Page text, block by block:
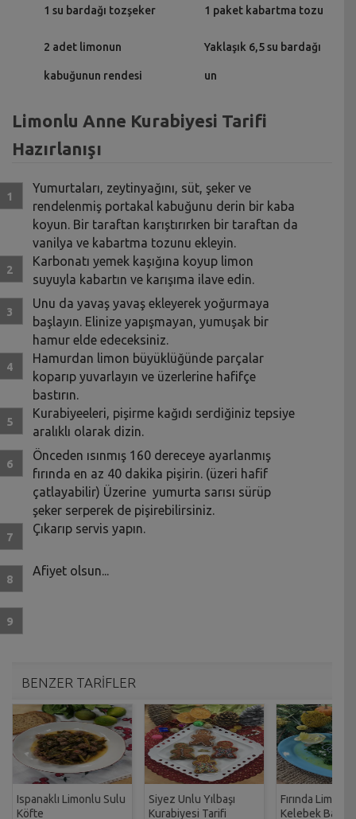
1 su bardağı tozşeker
2 adet limonun
kabuğunun rendesi
1 paket kabartma tozu
Yaklaşık 6,5 su bardağı
un
Limonlu Anne Kurabiyesi Tarifi
Hazırlanışı
Yumurtaları, zeytinyağını, süt, şeker ve
rendelenmiş portakal kabuğunu derin bir kaba
koyun. Bir taraftan karıştırırken bir taraftan da
vanilya ve kabartma tozunu ekleyin.
Karbonatı yemek kaşığına koyup limon
suyuyla kabartın ve karışıma ilave edin.
Unu da yavaş yavaş ekleyerek yoğurmaya
başlayın. Elinize yapışmayan, yumuşak bir
hamur elde edeceksiniz.
Hamurdan limon büyüklüğünde parçalar
koparıp yuvarlayın ve üzerlerine hafifçe
bastırın.
Kurabiyeeleri, pişirme kağıdı serdiğiniz tepsiye
aralıklı olarak dizin.
Önceden ısınmış 160 dereceye ayarlanmış
fırında en az 40 dakika pişirin. (üzeri hafif
çatlayabilir) Üzerine yumurta sarısı sürüp
şeker serperek de pişirebilirsiniz.
Çıkarıp servis yapın.
Afiyet olsun...
BENZER TARİFLER
Ispanaklı Limonlu Sulu
Köfte
Siyez Unlu Yılbaşı
Kurabiyesi Tarifi
Fırında Limonlu
Kelebek Balık